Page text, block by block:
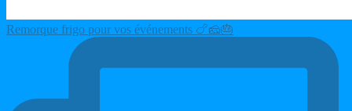
Remorque frigo pour vos événements 🍗🧀🎂